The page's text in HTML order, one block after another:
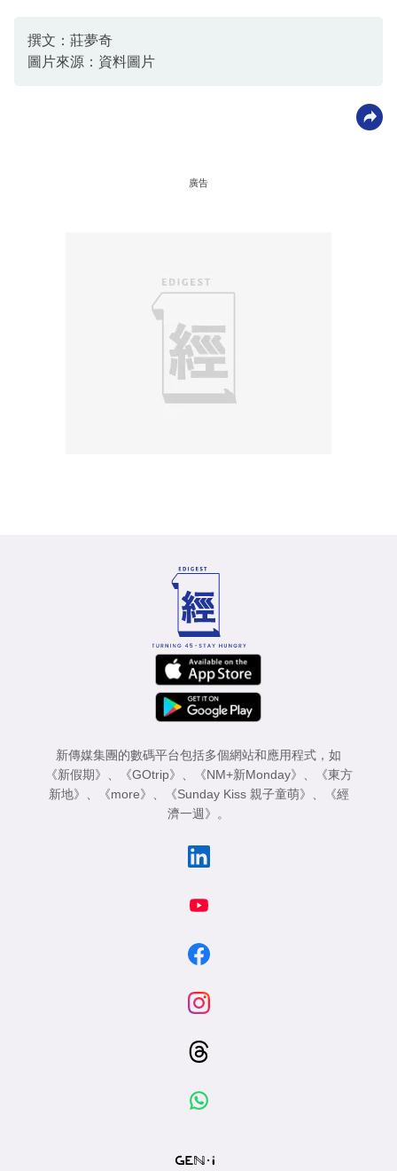
撰文：莊夢奇
圖片來源：資料圖片
廣告
新傳媒集團的數碼平台包括多個網站和應用程式，如
《新假期》 、 《GOtrip》 、 《NM+新Monday》 、
《東方
新地》 、 《more》 、 《Sunday Kiss 親子童萌》 、
《經
濟一週》 。